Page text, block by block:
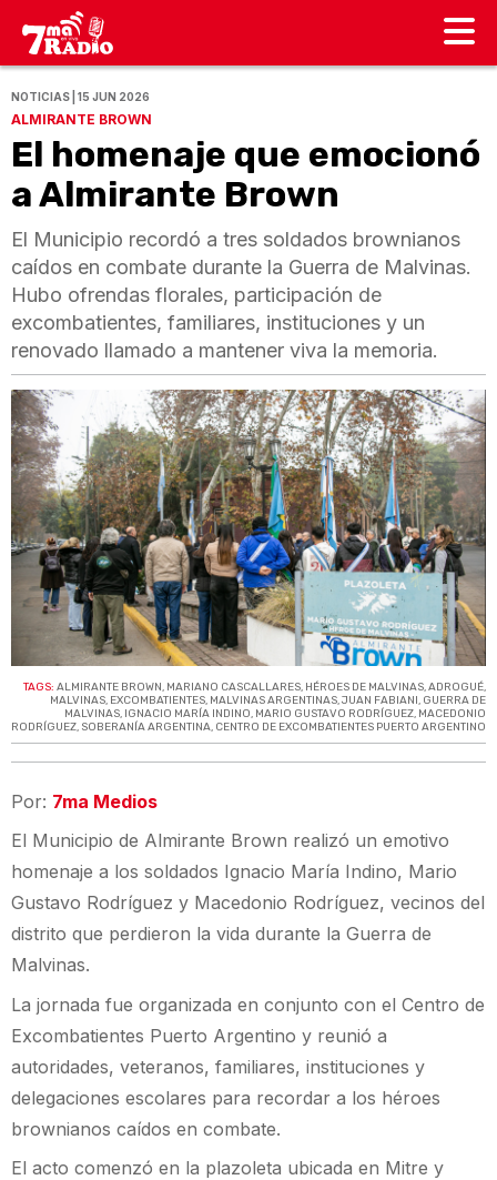
NOTICIAS | 15 JUN 2026
ALMIRANTE BROWN
El homenaje que emocionó
a Almirante Brown
El Municipio recordó a tres soldados brownianos
caídos en combate durante la Guerra de Malvinas.
Hubo ofrendas florales, participación de
excombatientes, familiares, instituciones y un
renovado llamado a mantener viva la memoria.
TAGS: ALMIRANTE BROWN, MARIANO CASCALLARES, HÉROES DE MALVINAS,ADROGUÉ,
MALVINAS, EXCOMBATIENTES, MALVINAS ARGENTINAS,JUAN FABIANI , GUERRA DE
MALVINAS, IGNACIO MARÍA INDINO, MARIO GUSTAVO RODRÍGUEZ, MACEDONIO
RODRÍGUEZ, SOBERANÍA ARGENTINA, CENTRO DE EXCOMBATIENTES PUERTO ARGENTINO
Por: 7ma Medios
El Municipio de Almirante Brown realizó un emotivo
homenaje a los soldados Ignacio María Indino, Mario
Gustavo Rodríguez y Macedonio Rodríguez, vecinos del
distrito que perdieron la vida durante la Guerra de
Malvinas.
La jornada fue organizada en conjunto con el Centro de
Excombatientes Puerto Argentino y reunió a
autoridades, veteranos, familiares, instituciones y
delegaciones escolares para recordar a los héroes
brownianos caídos en combate.
El acto comenzó en la plazoleta ubicada en Mitre y